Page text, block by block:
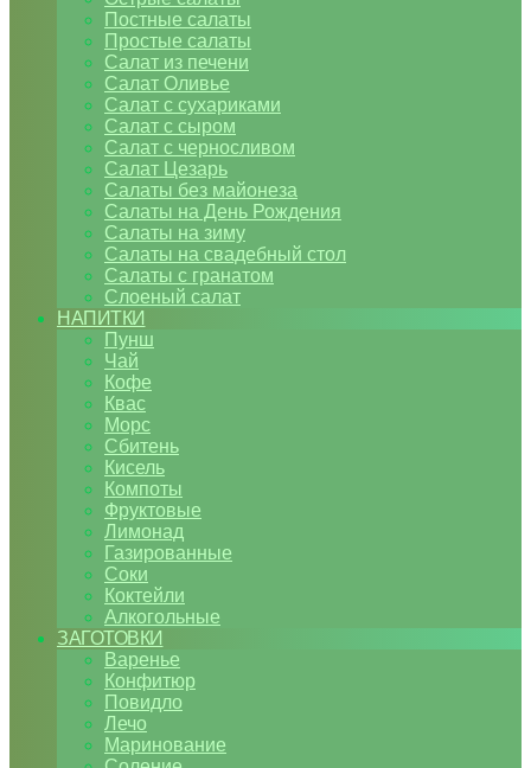
Постные салаты
Простые салаты
Салат из печени
Салат Оливье
Салат с сухариками
Салат с сыром
Салат с черносливом
Салат Цезарь
Салаты без майонеза
Салаты на День Рождения
Салаты на зиму
Салаты на свадебный стол
Салаты с гранатом
Слоеный салат
НАПИТКИ
Пунш
Чай
Кофе
Квас
Морс
Сбитень
Кисель
Компоты
Фруктовые
Лимонад
Газированные
Соки
Коктейли
Алкогольные
ЗАГОТОВКИ
Варенье
Конфитюр
Повидло
Лечо
Маринование